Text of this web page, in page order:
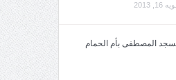
16, 2013
المصطفى بأم الحمام